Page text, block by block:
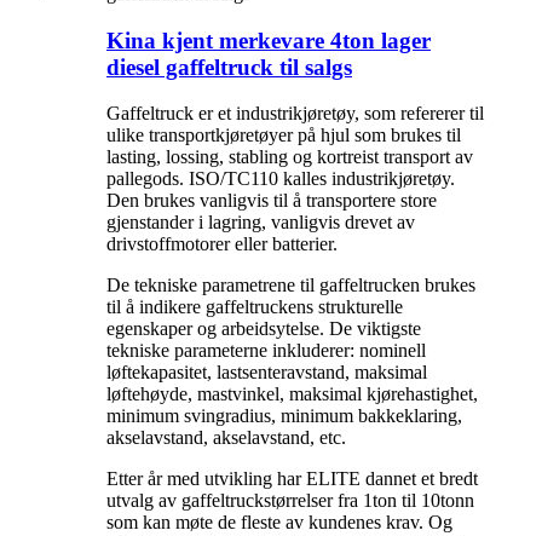
Kina kjent merkevare 4ton lager
diesel gaffeltruck til salgs
Gaffeltruck er et industrikjøretøy, som refererer til
ulike transportkjøretøyer på hjul som brukes til
lasting, lossing, stabling og kortreist transport av
pallegods. ISO/TC110 kalles industrikjøretøy.
Den brukes vanligvis til å transportere store
gjenstander i lagring, vanligvis drevet av
drivstoffmotorer eller batterier.
De tekniske parametrene til gaffeltrucken brukes
til å indikere gaffeltruckens strukturelle
egenskaper og arbeidsytelse. De viktigste
tekniske parameterne inkluderer: nominell
løftekapasitet, lastsenteravstand, maksimal
løftehøyde, mastvinkel, maksimal kjørehastighet,
minimum svingradius, minimum bakkeklaring,
akselavstand, akselavstand, etc.
Etter år med utvikling har ELITE dannet et bredt
utvalg av gaffeltruckstørrelser fra 1ton til 10tonn
som kan møte de fleste av kundenes krav. Og